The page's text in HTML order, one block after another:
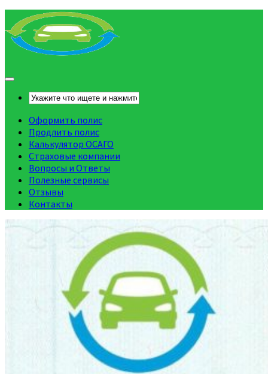
Оформить полис
Продлить полис
Калькулятор ОСАГО
Страховые компании
Вопросы и Ответы
Полезные сервисы
Отзывы
Контакты